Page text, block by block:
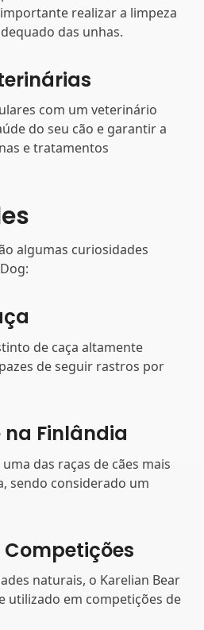
realizar a limpeza
das unhas.
com um veterinário
do seu cão e garantir a
e tratamentos
algumas curiosidades
de caça altamente
de seguir rastros por
Finlândia
das raças de cães mais
sendo considerado um
naturais, o Karelian Bear
utilizado em competições de